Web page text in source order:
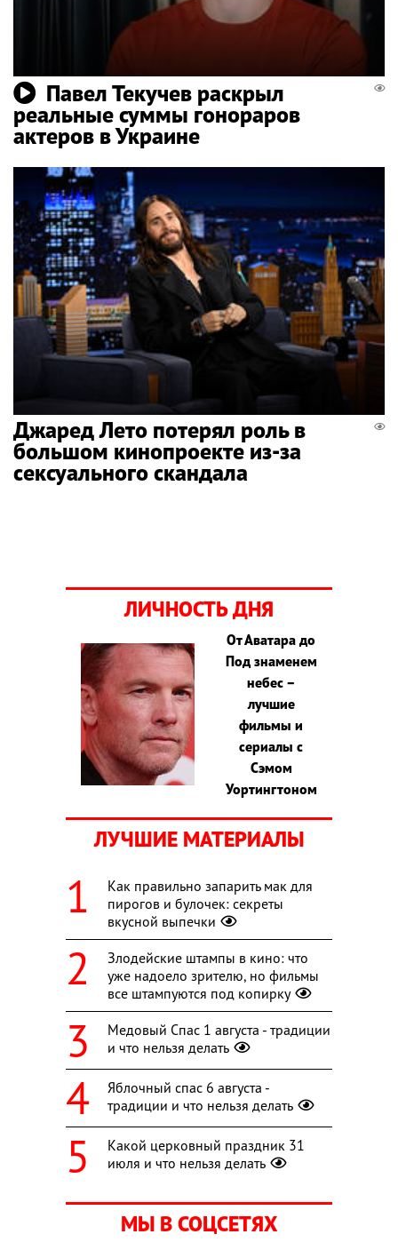
Павел Текучев раскрыл
реальные суммы гонораров
актеров в Украине
Джаред Лето потерял роль в
большом кинопроекте из-за
сексуального скандала
ЛИЧНОСТЬ ДНЯ
От Аватара до
Под знаменем
небес –
лучшие
фильмы и
сериалы с
Сэмом
Уортингтоном
ЛУЧШИЕ МАТЕРИАЛЫ
Как правильно запарить мак для
пирогов и булочек: секреты
вкусной выпечки
Злодейские штампы в кино: что
уже надоело зрителю, но фильмы
все штампуются под копирку
Медовый Спас 1 августа - традиции
и что нельзя делать
Яблочный спас 6 августа -
традиции и что нельзя делать
Какой церковный праздник 31
июля и что нельзя делать
МЫ В СОЦСЕТЯХ